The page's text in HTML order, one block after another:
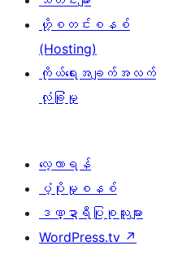
ဟို့စတင်းစနစ်
(Hosting)
ကိုယ်ရေးအချက်အလက်
လုံခြုံမှု
လေ့လာရန်
ပံ့ပိုးမှုစနစ်
ဒဏ္ဍာရီပြုစုသူများ
WordPress.tv ↗